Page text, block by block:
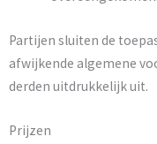
Partijen sluiten de
afwijkende algemene
derden uitdrukkelijk uit.
Prijzen